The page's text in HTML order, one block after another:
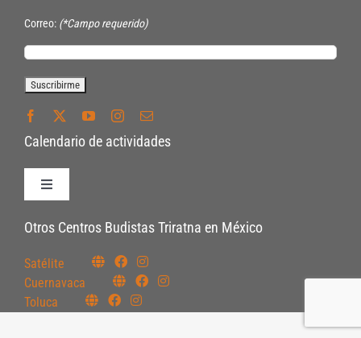
Correo: (*Campo requerido)
Calendario de actividades
Toggle
Políticas de Inscripción
Políticas Internas
Otros Centros Budistas Triratna en México
Satélite
Cuernavaca
Toluca